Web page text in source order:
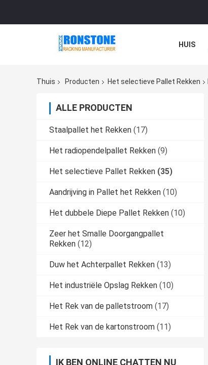
HUIS
Thuis Producten Het selectieve Pallet Rekken
ALLE PRODUCTEN
Staalpallet het Rekken (17)
Het radiopendelpallet Rekken (9)
Het selectieve Pallet Rekken (35)
Aandrijving in Pallet het Rekken (10)
Het dubbele Diepe Pallet Rekken (10)
Zeer het Smalle Doorgangpallet
Rekken (12)
Duw het Achterpallet Rekken (13)
Het industriële Opslag Rekken (10)
Het Rek van de palletstroom (17)
Het Rek van de kartonstroom (11)
IK BEN ONLINE CHATTEN NU